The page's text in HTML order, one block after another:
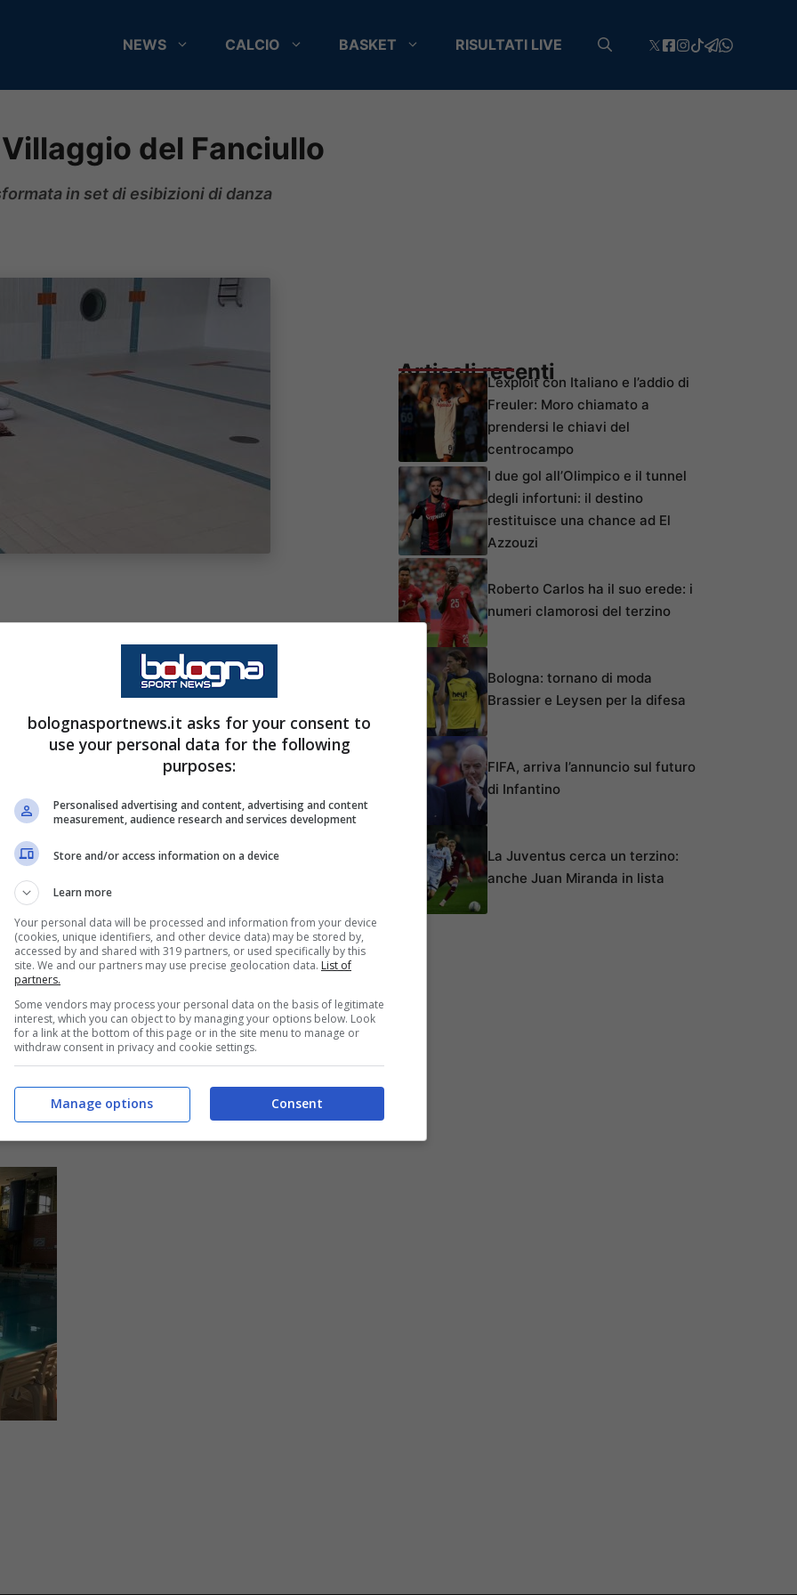
NEWS CALCIO BASKET RISULTATI LIVE
del Fanciullo
in set di esibizioni di danza
del Villaggio del Fanciullo in via
Sant'Orsola, si è trasformata in un set per
Da lunedì 6 luglio la piscina, oramai
sarà nuovamente a disposizione dei
come continueranno fino all'inizio della
anni. Per informazioni
la segreteria al numero 051.5877764.
Articoli recentiL’exploit con Italiano e l’addio di
Freuler: Moro chiamato a
prendersi le chiavi del
centrocampo
I due gol all’Olimpico e il tunnel
degli infortuni: il destino
restituisce una chance ad El
Azzouzi
Roberto Carlos ha il suo erede: i
numeri clamorosi del terzino
Bologna: tornano di moda
Brassier e Leysen per la difesa
FIFA, arriva l’annuncio sul futuro
di Infantino
La Juventus cerca un terzino:
anche Juan Miranda in lista
bolognasportnews.it asks for your consent to
use your personal data for the following
purposes:
Personalised advertising and content, advertising and content
measurement, audience research and services development
Store and/or access information on a device
Learn more
Your personal data will be processed and information from your device
(cookies, unique identifiers, and other device data) may be stored by,
accessed by and shared with 319 partners, or used specifically by this
site. We and our partners may use precise geolocation data. List of
partners.
Some vendors may process your personal data on the basis of legitimate
interest, which you can object to by managing your options below. Look
for a link at the bottom of this page or in the site menu to manage or
withdraw consent in privacy and cookie settings.
Consent
Manage options